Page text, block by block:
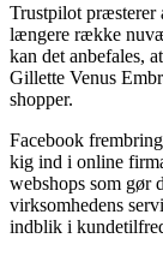
Trustpilot præsterer
længere række
kan det anbefales,
Gillette Venus
shopper.
Facebook
kig ind i online
webshops som gør
virksomhedens
indblik i